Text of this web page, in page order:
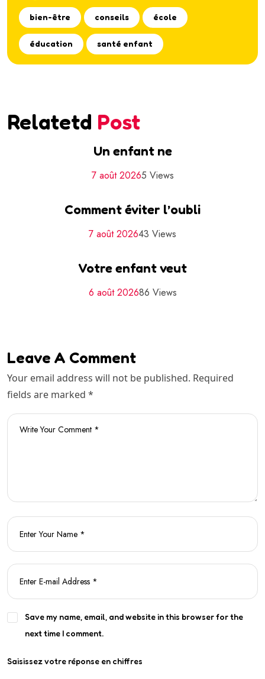
bien-être conseils école
éducation santé enfant
Relatetd Post
Un enfant ne
7 août 20265 Views
Comment éviter l’oubli
7 août 202643 Views
Votre enfant veut
6 août 202686 Views
Leave A Comment
Your email address will not be published. Required
fields are marked *
Save my name, email, and website in this browser for the
next time I comment.
Saisissez votre réponse en chiffres